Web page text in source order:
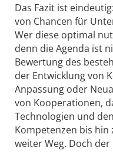
Das Fazit ist
von Chancen für
Wer diese optimal
denn die Agenda ist
Bewertung des
der Entwicklung von
Anpassung oder
von Kooperationen,
Technologien und
Kompetenzen bis hin
weiter Weg. Doch